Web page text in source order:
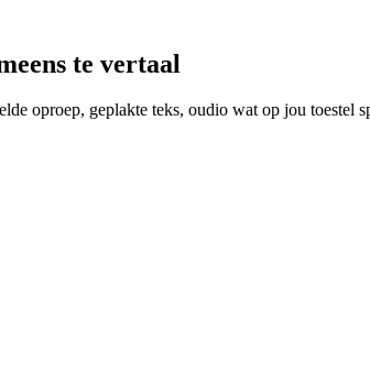
te vertaal
oproep, geplakte teks, oudio wat op jou toestel